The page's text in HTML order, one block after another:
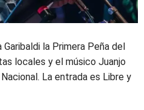
la Primera Peña del
locales y el músico Juanjo
La entrada es Libre y